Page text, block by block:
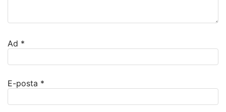
Ad *
E-posta *